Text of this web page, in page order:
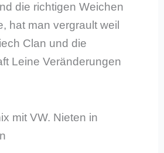
die richtigen Weichen
hat man vergrault weil
Clan und die
Leine Veränderungen
mit VW. Nieten in